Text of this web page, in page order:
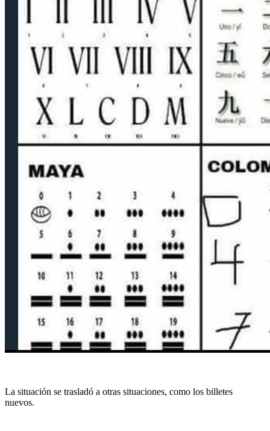
La situación se trasladó a otras situaciones, como los billetes
nuevos.